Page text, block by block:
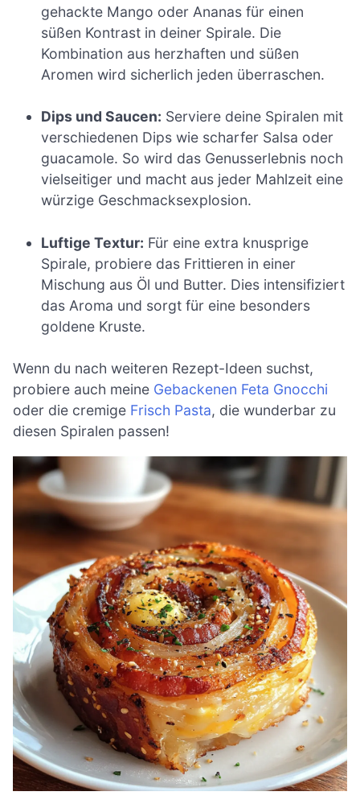
gehackte Mango oder Ananas für einen
süßen Kontrast in deiner Spirale. Die
Kombination aus herzhaften und süßen
Aromen wird sicherlich jeden überraschen.
Dips und Saucen: Serviere deine Spiralen mit
verschiedenen Dips wie scharfer Salsa oder
guacamole. So wird das Genusserlebnis noch
vielseitiger und macht aus jeder Mahlzeit eine
würzige Geschmacksexplosion.
Luftige Textur: Für eine extra knusprige
Spirale, probiere das Frittieren in einer
Mischung aus Öl und Butter. Dies intensifiziert
das Aroma und sorgt für eine besonders
goldene Kruste.
Wenn du nach weiteren Rezept-Ideen suchst,
probiere auch meine Gebackenen Feta Gnocchi
oder die cremige Frisch Pasta, die wunderbar zu
diesen Spiralen passen!